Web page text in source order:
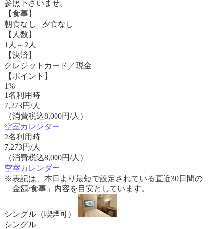
参照下さいませ。
【食事】
朝食なし 夕食なし
【人数】
1人～2人
【決済】
クレジットカード／現金
【ポイント】
1%
1名利用時
7,273円/人
（消費税込8,000円/人）
空室カレンダー
2名利用時
7,273円/人
（消費税込8,000円/人）
空室カレンダー
※表記は、本日より最短で設定されている直近30日間の
「金額/食事」内容を目安としています。
シングル（喫煙可）
シングル